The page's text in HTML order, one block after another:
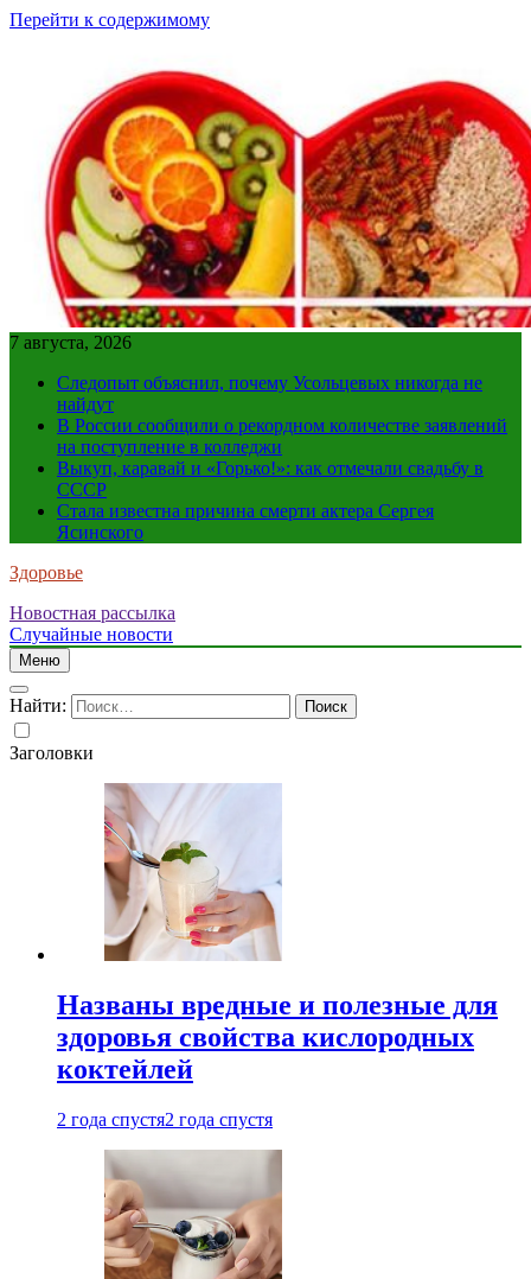
Перейти к содержимому
7 августа, 2026
Следопыт объяснил, почему Усольцевых никогда не
найдут
В России сообщили о рекордном количестве заявлений
на поступление в колледжи
Выкуп, каравай и «Горько!»: как отмечали свадьбу в
СССР
Стала известна причина смерти актера Сергея
Ясинского
Здоровье
Новостная рассылка
Случайные новости
Меню
Найти:
Заголовки
Названы вредные и полезные для
здоровья свойства кислородных
коктейлей
2 года спустя2 года спустя